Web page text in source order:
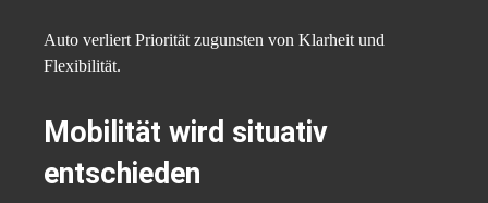
Auto verliert Priorität zugunsten von Klarheit und
Flexibilität.
Mobilität wird situativ
entschieden